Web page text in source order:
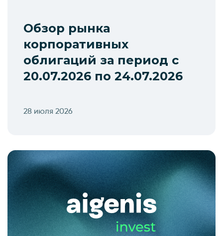
Обзор рынка
корпоративных
облигаций за период с
20.07.2026 по 24.07.2026
28 июля 2026